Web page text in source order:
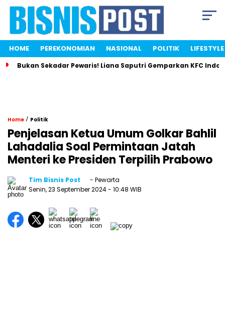
HOME PEREKONOMIAN NASIONAL POLITIK LIFESTYLE
Bukan Sekadar Pewaris! Liana Saputri Gemparkan KFC
Home / Politik
Penjelasan Ketua Umum Golkar Bahlil
Lahadalia Soal Permintaan Jatah
Menteri ke Presiden Terpilih Prabowo
Tim Bisnis Post
- Pewarta
Senin, 23 September 2024- 10:48 WIB